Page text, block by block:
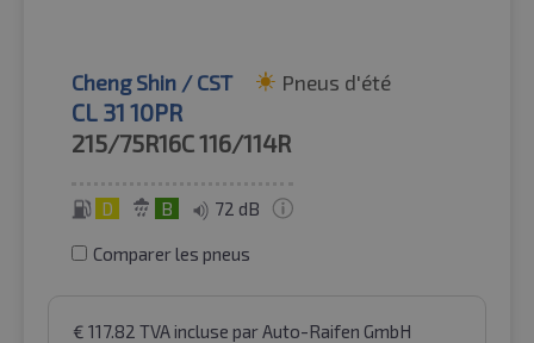
Cheng Shin / CST Pneus d'été
CL 31 10PR
215/75R16C116/114R
D B 72 dB
Comparer les pneus
€ 117.82 TVA incluse par Auto-Raifen GmbH